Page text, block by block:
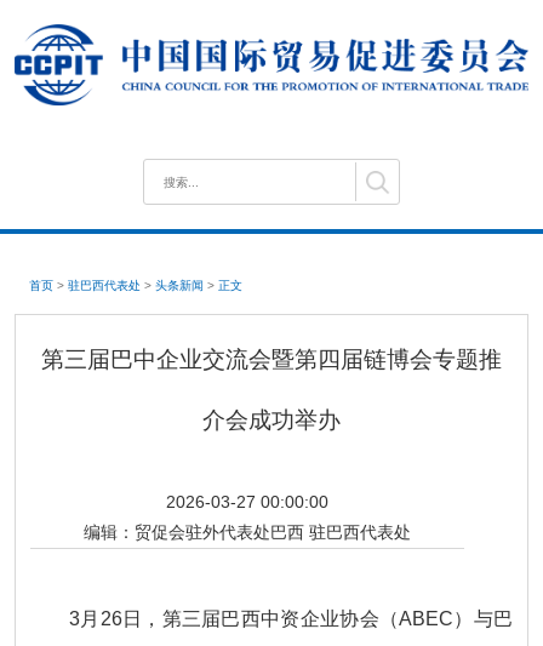
首页 > 驻巴西代表处 > 头条新闻 > 正文
第三届巴中企业交流会暨第四届链博会专题推
介会成功举办
2026-03-27 00:00:00
编辑： 贸促会驻外代表处巴西 驻巴西代表处
3月26日，第三届巴西中资企业协会（ABEC）与巴